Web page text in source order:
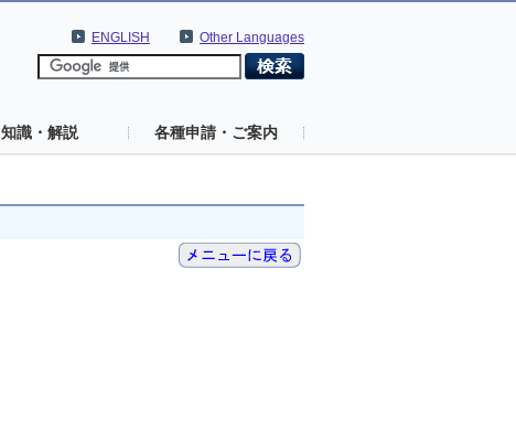
Other Languages
ENGLISH
知識・解説 各種申請・ご案内